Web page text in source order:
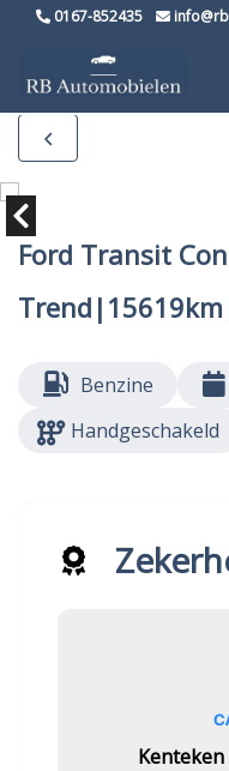
0167-852435
Ford Transit
Benzine
Handgeschakeld